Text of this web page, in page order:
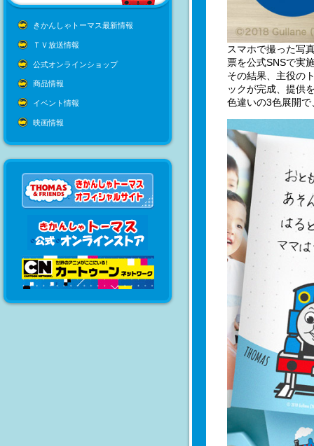
きかんしゃトーマス最新情報
ＴＶ放送情報
公式オンラインショップ
商品情報
イベント情報
映画情報
スマホで撮った写
票を公式SNSで実
その結果、主役の
ックが完成、提供
色違いの3色展開